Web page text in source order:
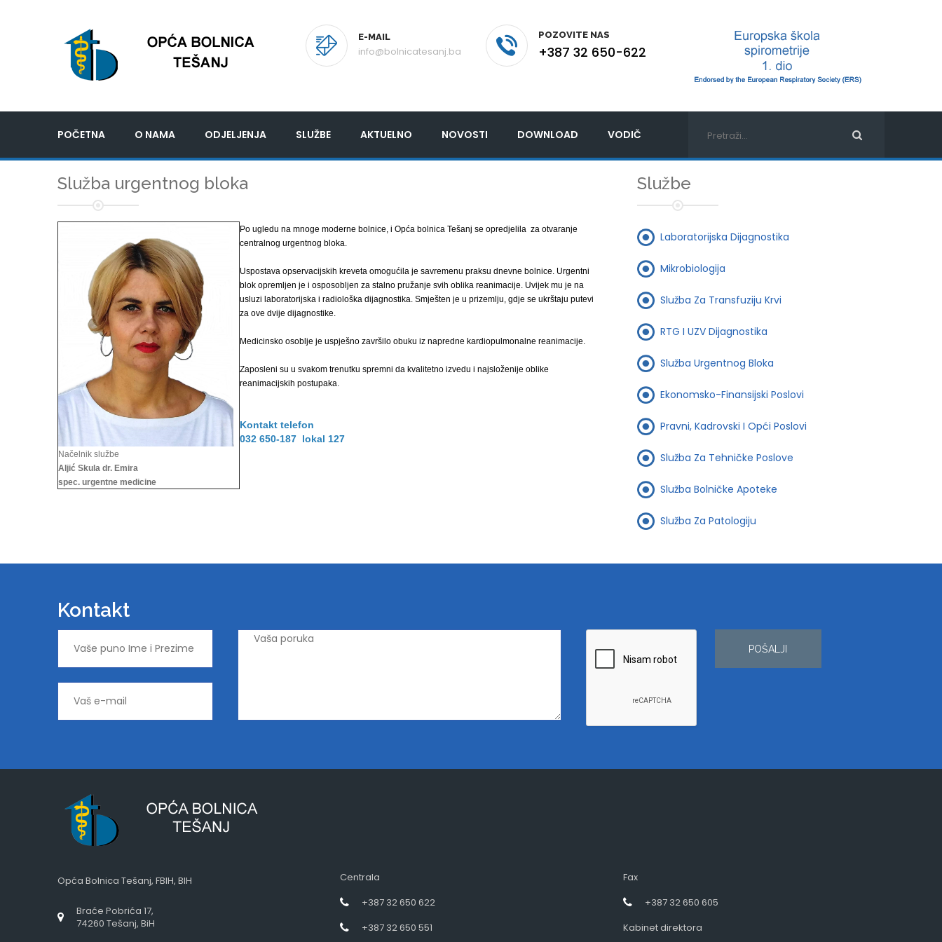
E-MAIL
info@bolnicatesanj.ba
POZOVITE NAS
+387 32 650-622
POČETNA O NAMA ODJELJENJA SLUŽBE AKTUELNO NOVOSTI DOWNLOAD VODIČ
Služba urgentnog bloka
Načelnik službe
Aljić Skula dr. Emira
spec. urgentne medicine
Po ugledu na mnoge moderne bolnice, i Opća bolnica Tešanj se opredjelila za otvaranje
centralnog urgentnog bloka.
Uspostava opservacijskih kreveta omogućila je savremenu praksu dnevne bolnice. Urgentni
blok opremljen je i osposobljen za stalno pružanje svih oblika reanimacije. Uvijek mu je na
usluzi laboratorijska i radiološka dijagnostika. Smješten je u prizemlju, gdje se ukrštaju putevi
za ove dvije dijagnostike.
Medicinsko osoblje je uspješno završilo obuku iz napredne kardiopulmonalne reanimacije.
Zaposleni su u svakom trenutku spremni da kvalitetno izvedu i najsloženije oblike
reanimacijskih postupaka.
Kontakt telefon
032 650-187 lokal 127
Službe
Laboratorijska Dijagnostika
Mikrobiologija
Služba Za Transfuziju Krvi
RTG I UZV Dijagnostika
Služba Urgentnog Bloka
Ekonomsko-Finansijski Poslovi
Pravni, Kadrovski I Opći Poslovi
Služba Za Tehničke Poslove
Služba Bolničke Apoteke
Služba Za Patologiju
Kontakt
POŠALJI
Opća Bolnica Tešanj, FBIH, BIH
Braće Pobrića 17,
74260 Tešanj, BiH
Centrala
+387 32 650 622
+387 32 650 551
Fax
+387 32 650 605
Kabinet direktora